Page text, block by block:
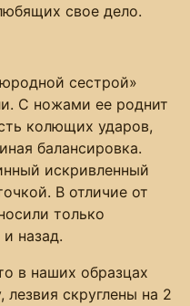
свое дело.
сестрой»
С ножами ее роднит
колющих ударов,
балансировка.
искривленный
В отличие от
только
назад.
в наших образцах
лезвия скруглены на 2